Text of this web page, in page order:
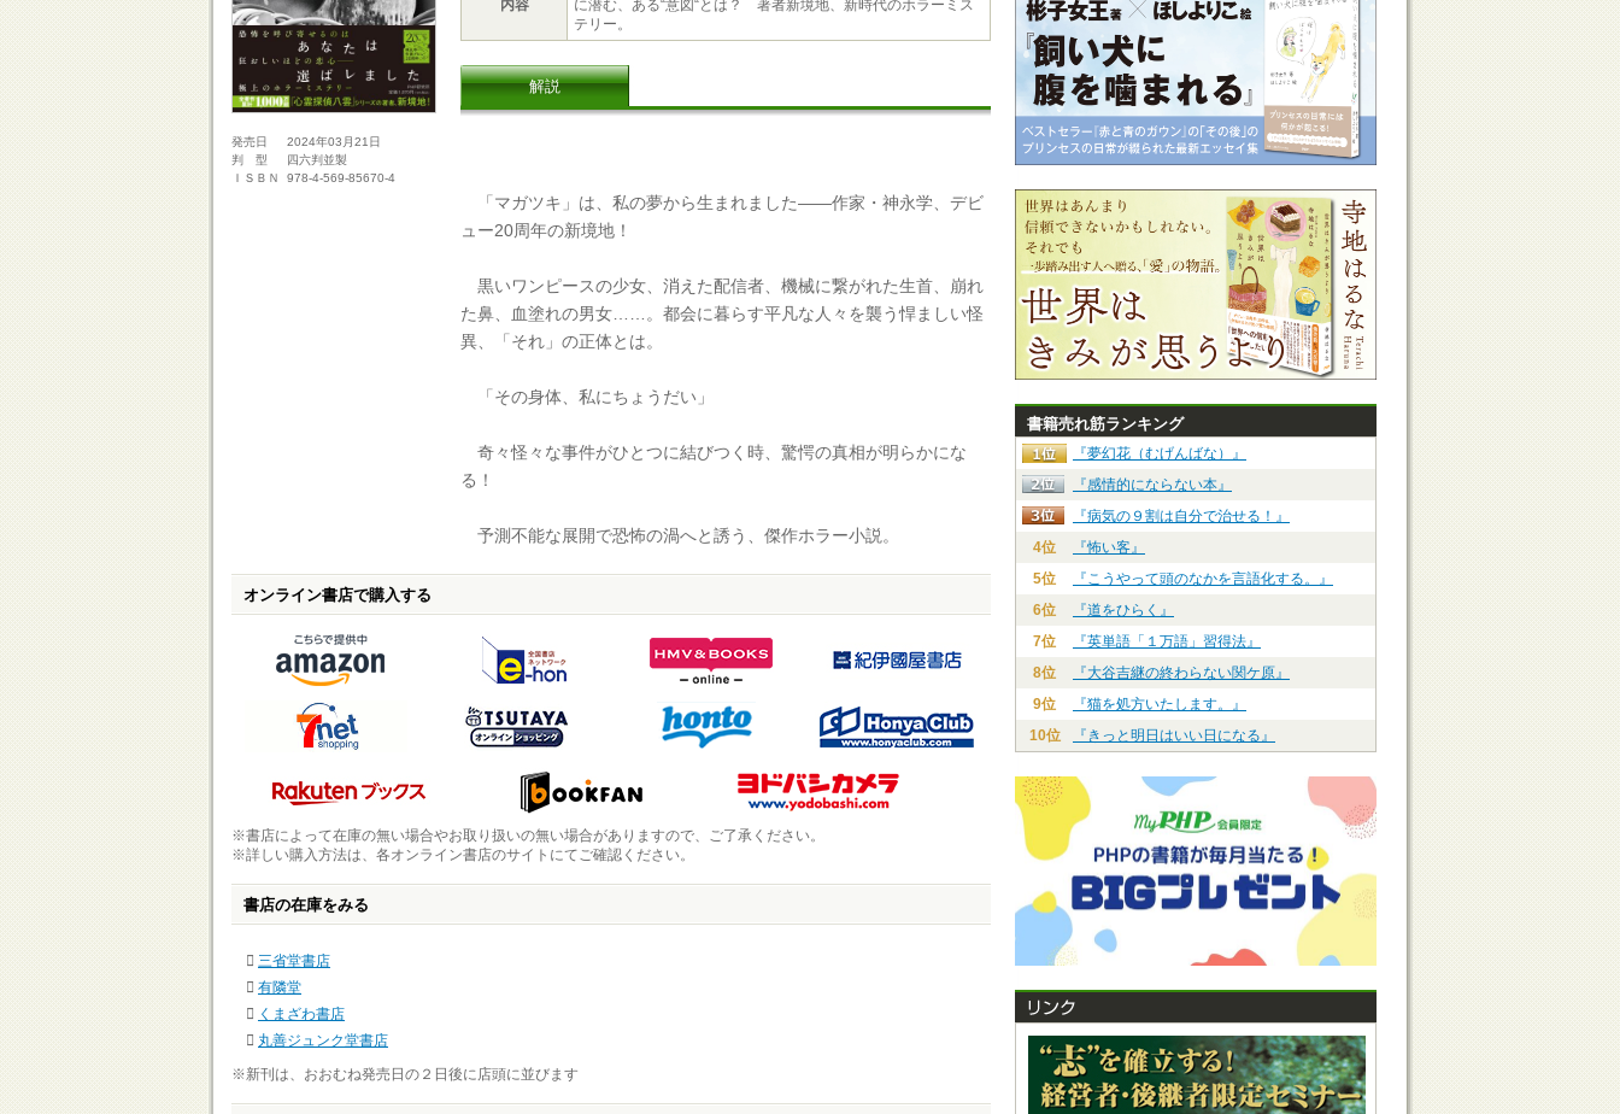
発売日
2024年03月21日
判 型
四六判並製
ＩＳＢＮ
978-4-569-85670-4
内容
に潜む、ある“意図“とは？ 著者新境地、新時代のホラーミス
テリー。
解説
「マガツキ」は、私の夢から生まれました――作家・神永学、デビ
ュー20周年の新境地！
黒いワンピースの少女、消えた配信者、機械に繋がれた生首、崩れ
た鼻、血塗れの男女……。都会に暮らす平凡な人々を襲う悍ましい怪
異、「それ」の正体とは。
「その身体、私にちょうだい」
奇々怪々な事件がひとつに結びつく時、驚愕の真相が明らかにな
る！
予測不能な展開で恐怖の渦へと誘う、傑作ホラー小説。
オンライン書店で購入する
※書店によって在庫の無い場合やお取り扱いの無い場合がありますので、ご了承ください。
※詳しい購入方法は、各オンライン書店のサイトにてご確認ください。
書店の在庫をみる
三省堂書店
有隣堂
くまざわ書店
丸善ジュンク堂書店
※新刊は、おおむね発売日の２日後に店頭に並びます
書籍売れ筋ランキング
『夢幻花（むげんばな）』
『感情的にならない本』
『病気の９割は自分で治せる！』
4位
『怖い客』
5位
『こうやって頭のなかを言語化する。』
6位
『道をひらく』
7位
『英単語「１万語」習得法』
8位
『大谷吉継の終わらない関ケ原』
9位
『猫を処方いたします。』
10位
『きっと明日はいい日になる』